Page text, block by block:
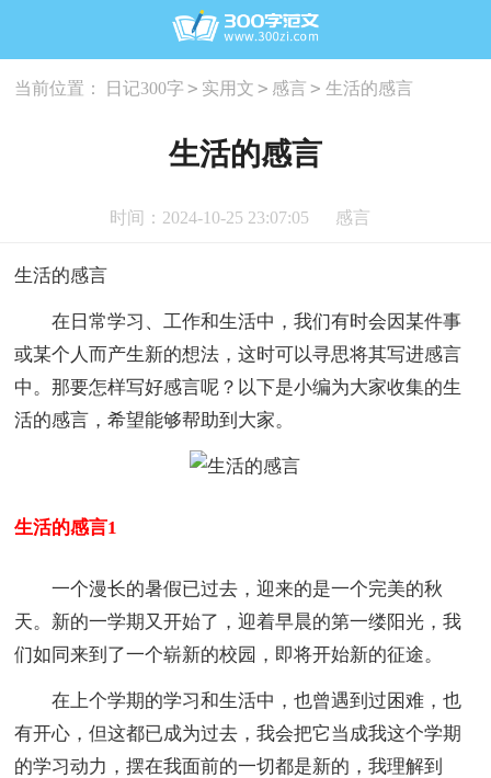
当前位置： 日记300字 > 实用文 > 感言 > 生活的感言
生活的感言
时间：2024-10-25 23:07:05 感言
生活的感言
在日常学习、工作和生活中，我们有时会因某件事
或某个人而产生新的想法，这时可以寻思将其写进感言
中。那要怎样写好感言呢？以下是小编为大家收集的生
活的感言，希望能够帮助到大家。
生活的感言1
一个漫长的暑假已过去，迎来的是一个完美的秋
天。新的一学期又开始了，迎着早晨的第一缕阳光，我
们如同来到了一个崭新的校园，即将开始新的征途。
在上个学期的学习和生活中，也曾遇到过困难，也
有开心，但这都已成为过去，我会把它当成我这个学期
的学习动力，摆在我面前的一切都是新的，我理解到